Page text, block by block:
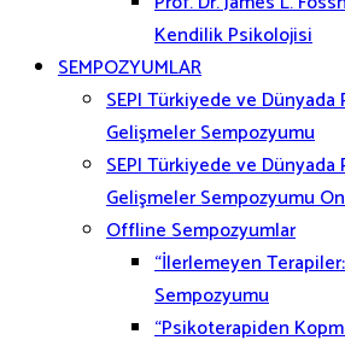
Kendilik Psikolojisi
SEMPOZYUMLAR
SEPI Türkiyede ve
Gelişmeler Sempozyumu
SEPI Türkiyede ve
Gelişmeler Sempozyumu
Offline Sempozyumlar
“İlerlemeyen
Sempozyumu
“Psikoterapiden